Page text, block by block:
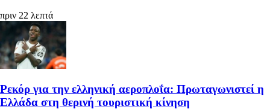
πριν 22 λεπτά
Ρεκόρ για την ελληνική αεροπλοΐα: Πρωταγωνιστεί η
Ελλάδα στη θερινή τουριστική κίνηση